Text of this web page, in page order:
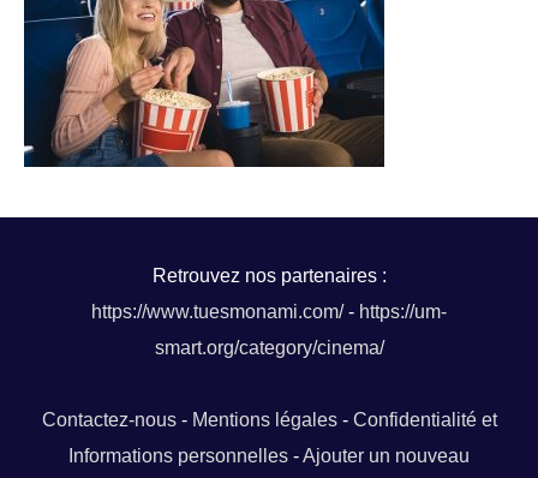
Retrouvez nos partenaires :
https://www.tuesmonami.com/- https://um-
smart.org/category/cinema/
Contactez-nous- Mentions légales- Confidentialité et
Informations personnelles -Ajouter un nouveau